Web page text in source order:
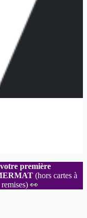
première
(hors cartes à
👀